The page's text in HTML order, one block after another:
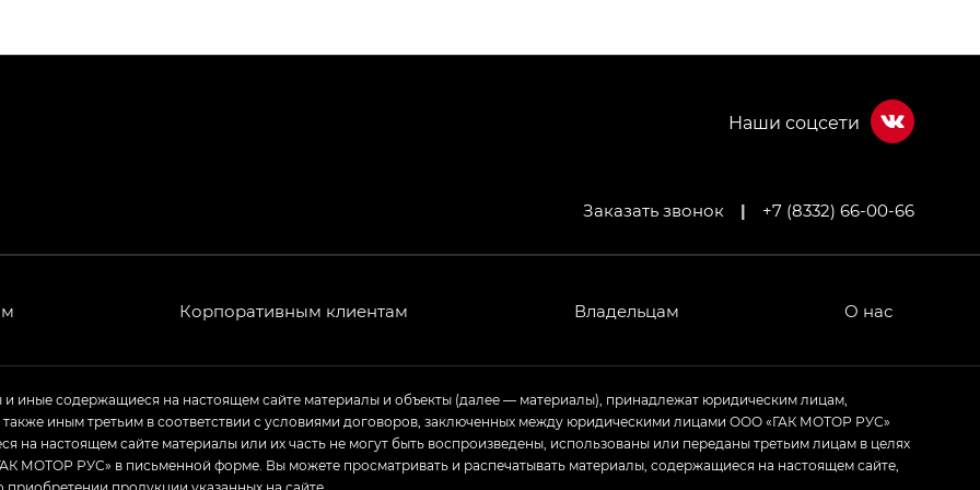
в комплектации Экс ПРЕМИУМ — EX PREMIUM
Би Передний привод — GB 2WD, Джи Би Полный привод — GB AWD, Джи Эль Полный привод —
Эс — GS, Джи Эль с элементы экстерьера в спортивном стиле — GL (S-Style)
Заказать звонок | +7 (8332) 66-00-66
Корпоративным клиентам Владельцам О нас
иные содержащиеся на настоящем сайте материалы и объекты (далее — материалы), принадлежат юридическим лицам,
иным третьим в соответствии с условиями договоров, заключенных между юридическими лицами ООО «ГАК МОТОР РУС»
настоящем сайте материалы или их часть не могут быть воспроизведены, использованы или переданы третьим лицам в целях
МОТОР РУС» в письменной форме. Вы можете просматривать и распечатывать материалы, содержащиеся на настоящем сайте,